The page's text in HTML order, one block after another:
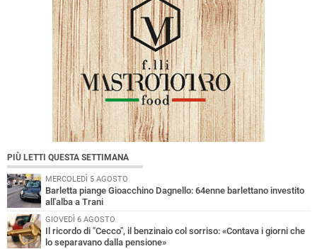
PIÙ LETTI QUESTA SETTIMANA
MERCOLEDÌ 5 AGOSTO
Barletta piange Gioacchino Dagnello: 64enne barlettano investito
all'alba a Trani
GIOVEDÌ 6 AGOSTO
Il ricordo di "Cecco", il benzinaio col sorriso: «Contava i giorni che
lo separavano dalla pensione»